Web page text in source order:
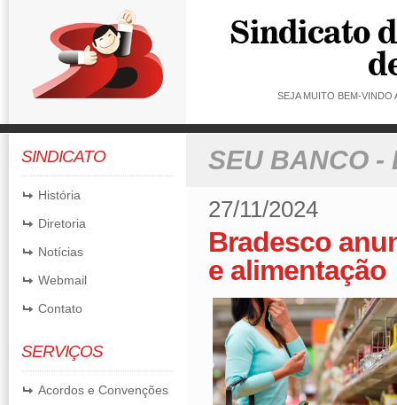
SEJA MUITO BEM-
SINDICATO
História
Diretoria
Notícias
Webmail
Contato
SERVIÇOS
Acordos e Convenções
SEU BANCO -
27/11/2024
Bradesco
e alimentação